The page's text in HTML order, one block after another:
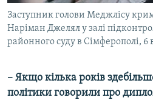
Заступник голови Меджлісу
Наріман Джелял у залі
районного суду в Сімферополі, 6
– Якщо кілька років
політики говорили про